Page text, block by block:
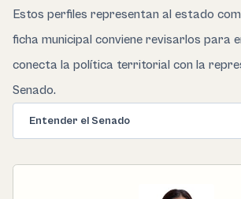
Estos perfiles representan al estado
ficha municipal conviene revisarlos para
conecta la política territorial con la
Senado.
Entender el Senado